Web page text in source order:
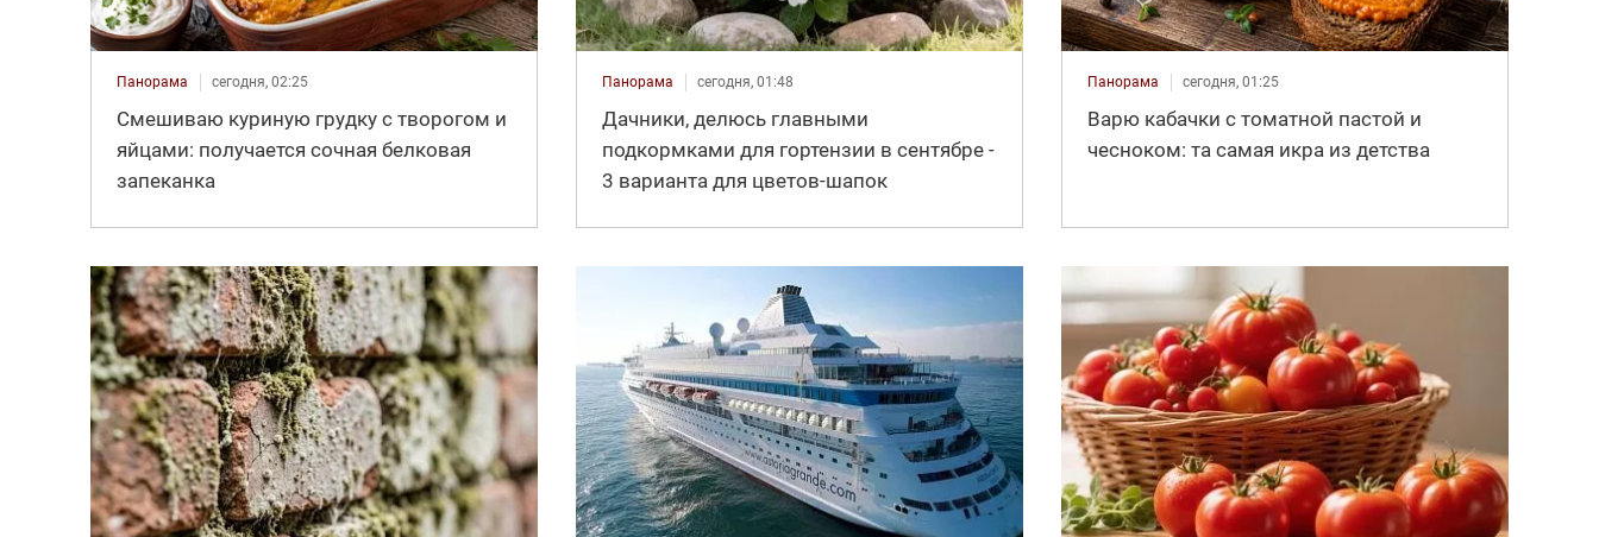
Панорама сегодня, 02:25
Смешиваю куриную грудку с творогом и
яйцами: получается сочная белковая
запеканка
Панорама сегодня, 01:48
Дачники, делюсь главными
подкормками для гортензии в сентябре -
3 варианта для цветов-шапок
Панорама сегодня, 01:25
Варю кабачки с томатной пастой и
чесноком: та самая икра из детства